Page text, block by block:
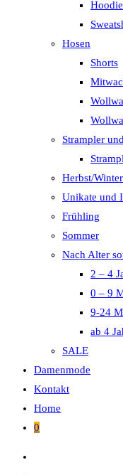
Hosen
Shorts
Strampler
Herbst/Winter
Unikate und
Frühling
Sommer
Nach Alter
2 – 4
0 – 9
9-24
ab 4
SALE
Damenmode
Kontakt
Home
0